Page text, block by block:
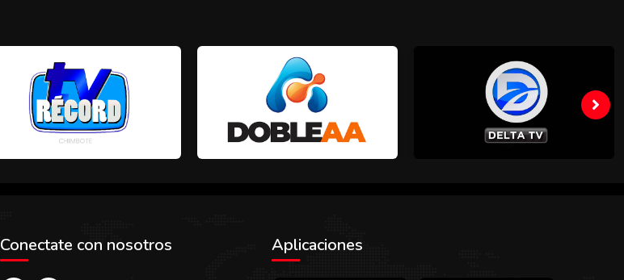
Conectate con nosotros Aplicaciones